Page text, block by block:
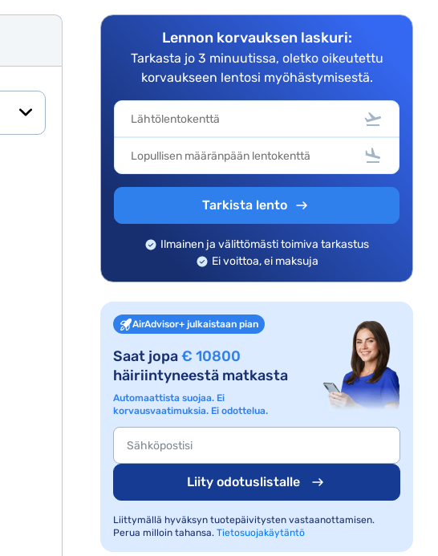
Lennon korvauksen laskuri:
Tarkasta jo 3 minuutissa, oletko oikeutettu
korvaukseen lentosi myöhästymisestä.
Tarkista lento
Ilmainen ja välittömästi toimiva tarkastus
Ei voittoa, ei maksuja
AirAdvisor+ julkaistaan pian
Saat jopa€ 10800
häiriintyneestä matkasta
Automaattista suojaa. Ei
korvausvaatimuksia. Ei odottelua.
Liity odotuslistalle
Liittymällä hyväksyn tuotepäivitysten vastaanottamisen.
Perua milloin tahansa. Tietosuojakäytäntö